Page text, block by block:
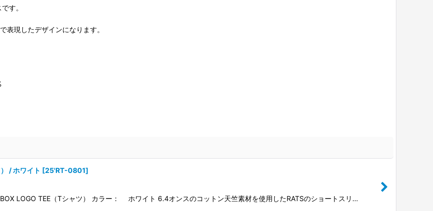
す。
表現したデザインになります。
/ ホワイト [25'RT-0801]
LOGO TEE（Tシャツ） カラー： ホワイト 6.4オンスのコットン天竺素材を使用したRATSのショートスリ…